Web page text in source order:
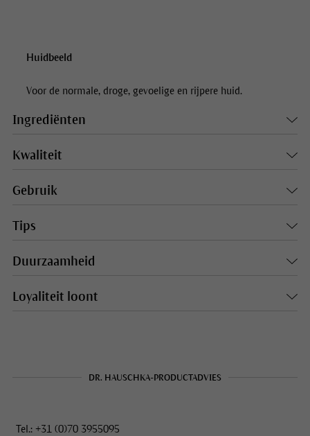
Huidbeeld
Voor de normale, droge, gevoelige en rijpere huid.
Ingrediënten
Kwaliteit
Gebruik
Tips
Duurzaamheid
Loyaliteit loont
DR. HAUSCHKA-PRODUCTADVIES
Tel.: +31 (0)70 3955095